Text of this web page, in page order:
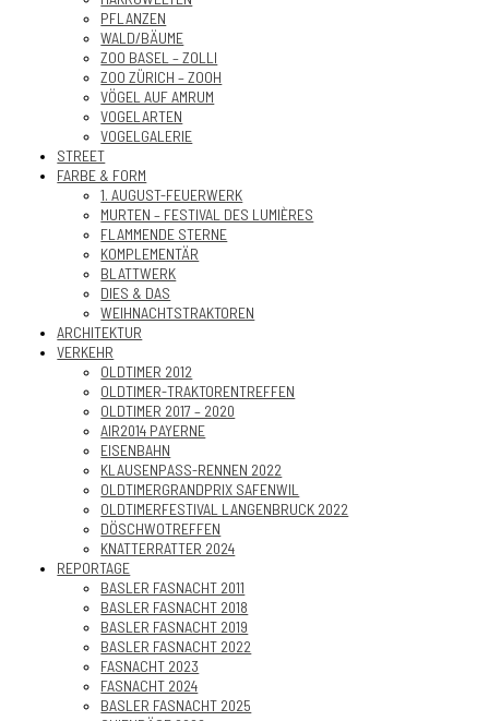
PFLANZEN
WALD/BÄUME
ZOO BASEL – ZOLLI
ZOO ZÜRICH – ZOOH
VÖGEL AUF AMRUM
VOGELARTEN
VOGELGALERIE
STREET
FARBE & FORM
1. AUGUST-FEUERWERK
MURTEN – FESTIVAL DES LUMIÈRES
FLAMMENDE STERNE
KOMPLEMENTÄR
BLATTWERK
DIES & DAS
WEIHNACHTSTRAKTOREN
ARCHITEKTUR
VERKEHR
OLDTIMER 2012
OLDTIMER-TRAKTORENTREFFEN
OLDTIMER 2017 – 2020
AIR2014 PAYERNE
EISENBAHN
KLAUSENPASS-RENNEN 2022
OLDTIMERGRANDPRIX SAFENWIL
OLDTIMERFESTIVAL LANGENBRUCK 2022
DÖSCHWOTREFFEN
KNATTERRATTER 2024
REPORTAGE
BASLER FASNACHT 2011
BASLER FASNACHT 2018
BASLER FASNACHT 2019
BASLER FASNACHT 2022
FASNACHT 2023
FASNACHT 2024
BASLER FASNACHT 2025